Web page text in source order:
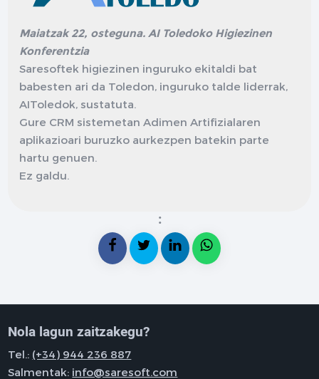
Maiatzak 22, osteguna. AI Toledoko Higiezinen
Konferentzia
Saresoftek higiezinen inguruko ekitaldi bat
babesten ari da Toledon, inguruko talde liderrak,
AIToledok, sustatuta.
Gure CRM sistemetan Adimen Artifizialaren
aplikazioari buruzko aurkezpen batekin parte
hartu genuen.
Ez galdu.
:
Nola lagun zaitzakegu?
Tel.: (+34) 944 236 887
Salmentak: info@saresoft.com